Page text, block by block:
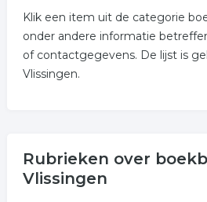
Klik een item uit de categorie
onder andere informatie
of contactgegevens. De lijst is
Vlissingen.
Rubrieken over
Vlissingen